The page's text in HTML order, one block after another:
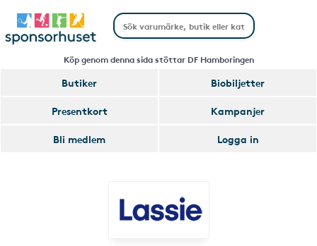
Köp genom denna sida stöttar DF Hamboringen
Butiker
Biobiljetter
Presentkort
Kampanjer
Bli medlem
Logga in